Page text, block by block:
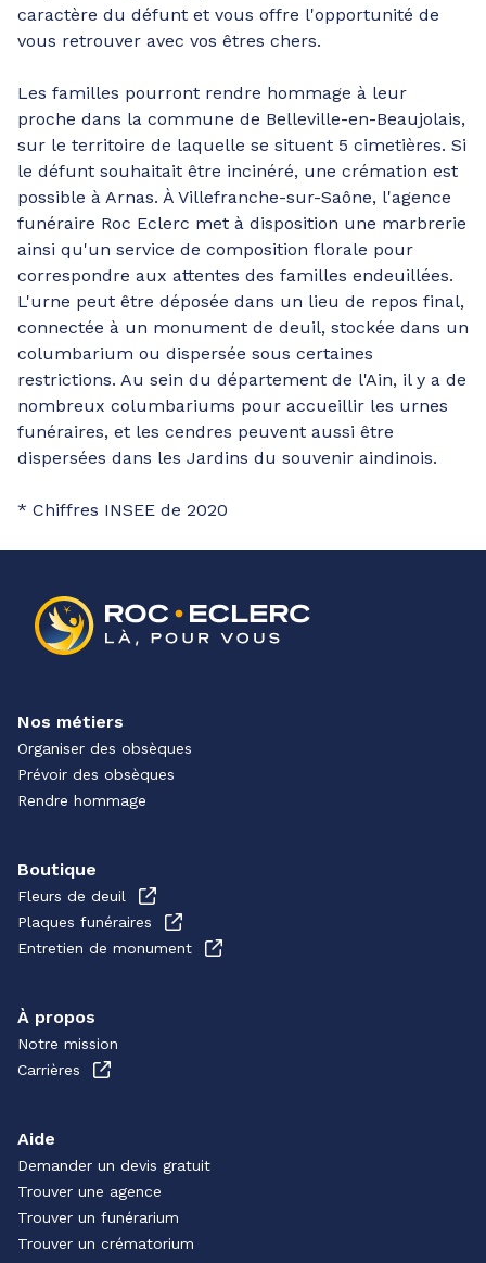
caractère du défunt et vous offre l'opportunité de
vous retrouver avec vos êtres chers.
Les familles pourront rendre hommage à leur
proche dans la commune de Belleville-en-Beaujolais,
sur le territoire de laquelle se situent 5 cimetières. Si
le défunt souhaitait être incinéré, une crémation est
possible à Arnas. À Villefranche-sur-Saône, l'agence
funéraire Roc Eclerc met à disposition une marbrerie
ainsi qu'un service de composition florale pour
correspondre aux attentes des familles endeuillées.
L'urne peut être déposée dans un lieu de repos final,
connectée à un monument de deuil, stockée dans un
columbarium ou dispersée sous certaines
restrictions. Au sein du département de l'Ain, il y a de
nombreux columbariums pour accueillir les urnes
funéraires, et les cendres peuvent aussi être
dispersées dans les Jardins du souvenir aindinois.
* Chiffres INSEE de 2020
Nos métiers
Organiser des obsèques
Prévoir des obsèques
Rendre hommage
Boutique
Fleurs de deuil
Plaques funéraires
Entretien de monument
À propos
Notre mission
Carrières
Aide
Demander un devis gratuit
Trouver une agence
Trouver un funérarium
Trouver un crématorium